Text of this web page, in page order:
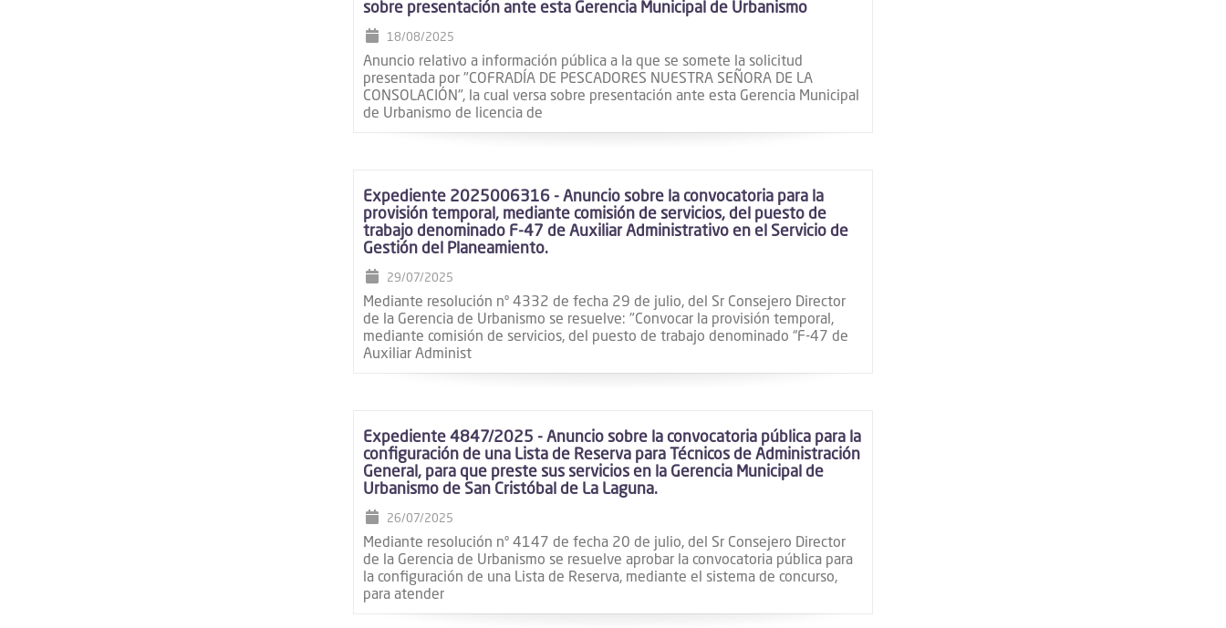
sobre presentación ante esta Gerencia Municipal de Urbanismo
18/08/2025
Anuncio relativo a información pública a la que se somete la solicitud
presentada por "COFRADÍA DE PESCADORES NUESTRA SEÑORA DE LA
CONSOLACIÓN", la cual versa sobre presentación ante esta Gerencia Municipal
de Urbanismo de licencia de
Expediente 2025006316 - Anuncio sobre la convocatoria para la
provisión temporal, mediante comisión de servicios, del puesto de
trabajo denominado F-47 de Auxiliar Administrativo en el Servicio de
Gestión del Planeamiento.
29/07/2025
Mediante resolución nº 4332 de fecha 29 de julio, del Sr Consejero Director
de la Gerencia de Urbanismo se resuelve: "Convocar la provisión temporal,
mediante comisión de servicios, del puesto de trabajo denominado “F-47 de
Auxiliar Administ
Expediente 4847/2025 - Anuncio sobre la convocatoria pública para la
configuración de una Lista de Reserva para Técnicos de Administración
General, para que preste sus servicios en la Gerencia Municipal de
Urbanismo de San Cristóbal de La Laguna.
26/07/2025
Mediante resolución nº 4147 de fecha 20 de julio, del Sr Consejero Director
de la Gerencia de Urbanismo se resuelve aprobar la convocatoria pública para
la configuración de una Lista de Reserva, mediante el sistema de concurso,
para atender